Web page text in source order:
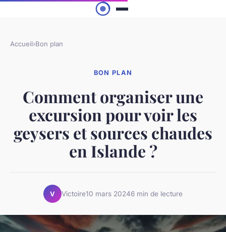
Accueil›Bon plan
BON PLAN
Comment organiser une
excursion pour voir les
geysers et sources chaudes
en Islande ?
V Victoire10 mars 20246 min de lecture